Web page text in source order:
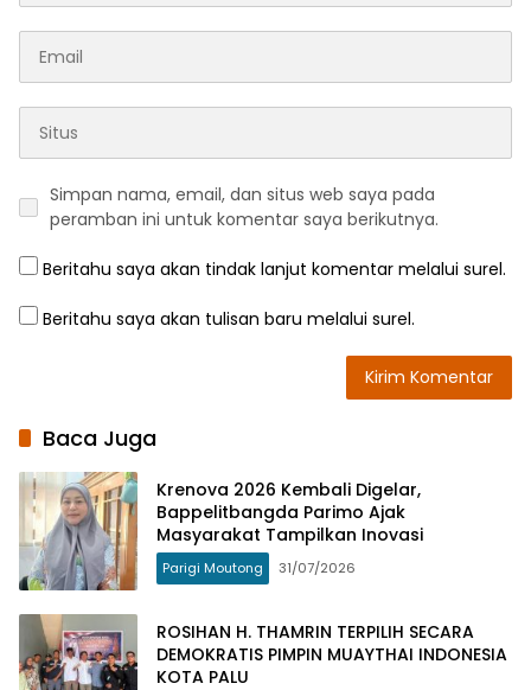
Simpan nama, email, dan situs web saya pada
peramban ini untuk komentar saya berikutnya.
Beritahu saya akan tindak lanjut komentar melalui surel.
Beritahu saya akan tulisan baru melalui surel.
Baca Juga
Krenova 2026 Kembali Digelar,
Bappelitbangda Parimo Ajak
Masyarakat Tampilkan Inovasi
Parigi Moutong 31/07/2026
ROSIHAN H. THAMRIN TERPILIH SECARA
DEMOKRATIS PIMPIN MUAYTHAI INDONESIA
KOTA PALU